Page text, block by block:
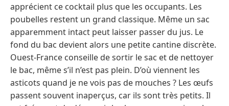
apprécient ce cocktail plus que les occupants. Les
poubelles restent un grand classique. Même un sac
apparemment intact peut laisser passer du jus. Le
fond du bac devient alors une petite cantine discrète.
Ouest-France conseille de sortir le sac et de nettoyer
le bac, même s’il n’est pas plein. D’où viennent les
asticots quand je ne vois pas de mouches ? Les œufs
passent souvent inaperçus, car ils sont très petits. Il